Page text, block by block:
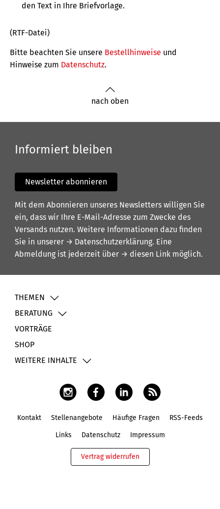
den Text in Ihre Briefvorlage.
(RTF-Datei)
Bitte beachten Sie unsere Bestellhinweise und
Hinweise zum Datenschutz.
nach oben
Informiert bleiben
Newsletter abonnieren
Mit dem Abonnieren unseres Newsletters willigen Sie
ein, dass wir Ihre E-Mail-Adresse zum Zwecke des
Versands nutzen. Weitere Informationen dazu finden
Sie in unserer → Datenschutzerklärung. Eine
Abmeldung ist jederzeit über → diesen Link möglich.
THEMEN
BERATUNG
VORTRÄGE
SHOP
WEITERE INHALTE
Kontakt Stellenangebote Häufige Fragen RSS-Feeds
Links Datenschutz Impressum
Vertrag widerrufen